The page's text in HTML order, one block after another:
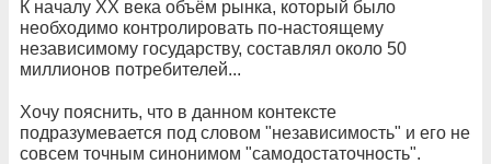
К началу ХХ века объём рынка, который было
необходимо контролировать по-настоящему
независимому государству, составлял около 50
миллионов потребителей...
Хочу пояснить, что в данном контексте
подразумевается под словом "независимость" и его не
совсем точным синонимом "самодостаточность".